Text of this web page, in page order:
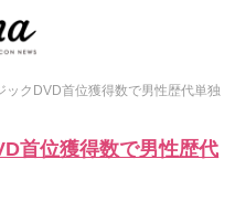
ックDVD首位獲得数で男性歴代単独
首位獲得数で男性歴代